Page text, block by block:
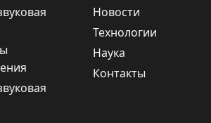
Новости
Технологии
Наука
Контакты